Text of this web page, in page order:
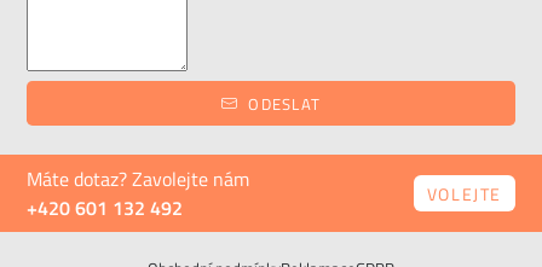
ODESLAT
Máte dotaz? Zavolejte nám
+420 601 132 492
VOLEJTE